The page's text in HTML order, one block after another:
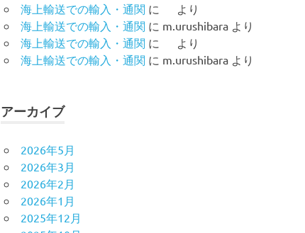
海上輸送での輸入・通関 に
より
海上輸送での輸入・通関 に m.urushibara より
海上輸送での輸入・通関 に
より
海上輸送での輸入・通関 に m.urushibara より
アーカイブ
2026年5月
2026年3月
2026年2月
2026年1月
2025年12月